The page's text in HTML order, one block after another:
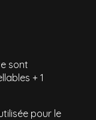
sont
+ 1
pour le